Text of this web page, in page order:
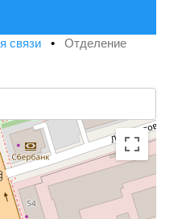
связи • Отделение